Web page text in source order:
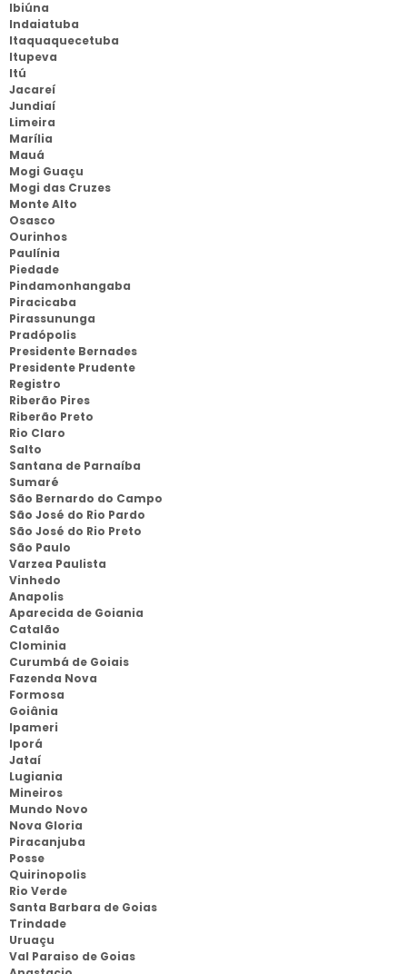
Ibiúna
Indaiatuba
Itaquaquecetuba
Itupeva
Itú
Jacareí
Jundiaí
Limeira
Marília
Mauá
Mogi Guaçu
Mogi das Cruzes
Monte Alto
Osasco
Ourinhos
Paulínia
Piedade
Pindamonhangaba
Piracicaba
Pirassununga
Pradópolis
Presidente Bernades
Presidente Prudente
Registro
Riberão Pires
Riberão Preto
Rio Claro
Salto
Santana de Parnaíba
Sumaré
São Bernardo do Campo
São José do Rio Pardo
São José do Rio Preto
São Paulo
Varzea Paulista
Vinhedo
Anapolis
Aparecida de Goiania
Catalão
Clominia
Curumbá de Goiais
Fazenda Nova
Formosa
Goiânia
Ipameri
Iporá
Jataí
Lugiania
Mineiros
Mundo Novo
Nova Gloria
Piracanjuba
Posse
Quirinopolis
Rio Verde
Santa Barbara de Goias
Trindade
Uruaçu
Val Paraiso de Goias